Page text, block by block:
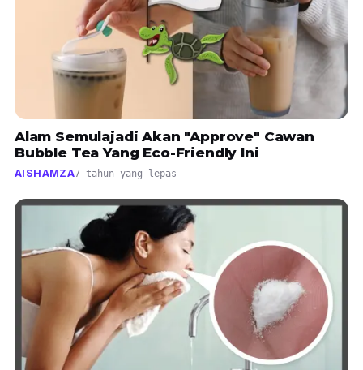
Alam Semulajadi Akan "Approve" Cawan
Bubble Tea Yang Eco-Friendly Ini
AISHAMZA7 tahun yang lepas